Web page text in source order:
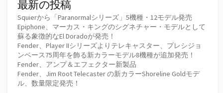
ー
ジ
送
り
最新の投稿
Squierから「Paranormalシリーズ」5機種・12モデル発売
Epiphone、マーカス・キングのシグネチャー・モデルとして
蘇る象徴的なEl Doradoが発売！
Fender、Player IIシリーズよりテレキャスター、プレシジョ
ンベース75周年を飾る新カラーモデル8機種が追加発売！
Fender、アンプ＆エフェクター新製品
Fender、Jim Root Telecaster の新カラーShoreline Goldモデ
ル、数量限定発売！